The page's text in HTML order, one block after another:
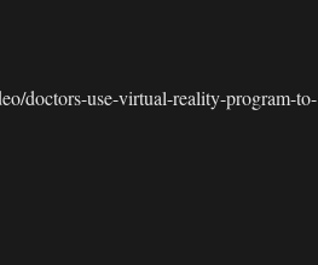
doctors-use-virtual-reality-program-to-